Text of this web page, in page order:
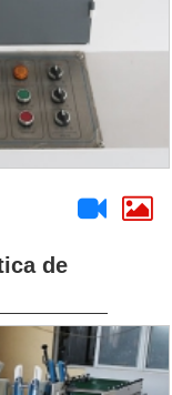
de